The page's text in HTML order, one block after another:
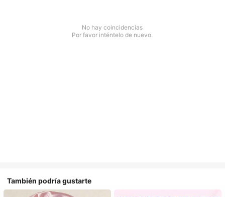
No hay coincidencias
Por favor inténtelo de nuevo.
También podría gustarte